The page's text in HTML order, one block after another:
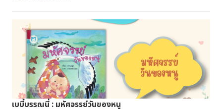
สัตว์ทะเลสำหรับเด็กเล็ก ย ก728ล ห้องหนูรักการอ่าน
เบบี้บรรณนี่ : มหัศจรรย์วันของหนู